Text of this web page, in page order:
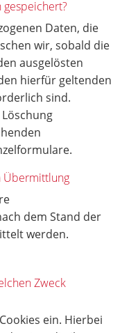
Daten, die
wir, sobald die
ausgelösten
hierfür geltenden
sind.
Übermittlung
dem Stand der
werden.
Zweck
ein. Hierbei